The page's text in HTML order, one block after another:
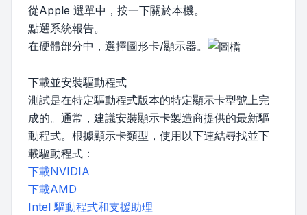
從Apple 選單中，按一下關於本機。
點選系統報告。
在硬體部分中，選擇圖形卡/顯示器。
下載並安裝驅動程式
測試是在特定驅動程式版本的特定顯示卡型號上完
成的。通常，建議安裝顯示卡製造商提供的最新驅
動程式。根據顯示卡類型，使用以下連結尋找並下
載驅動程式：
下載NVIDIA
下載AMD
Intel 驅動程式和支援助理